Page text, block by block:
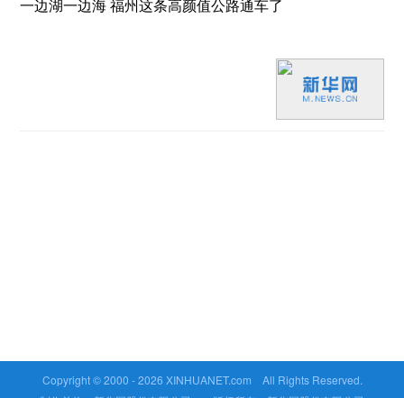
一边湖一边海 福州这条高颜值公路通车了
Copyright © 2000 -2026 XINHUANET.com All Rights Reserved.